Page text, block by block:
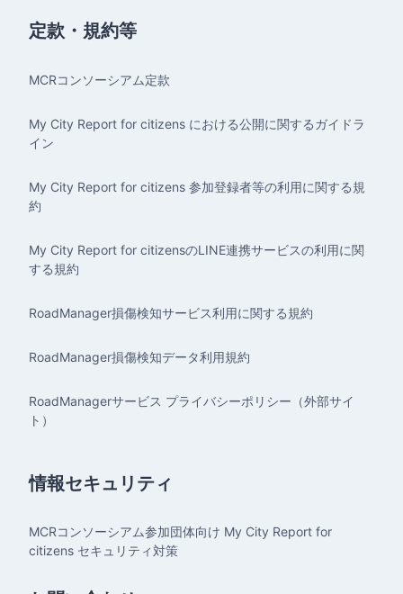
定款・規約等
MCRコンソーシアム定款
My City Report for citizens における公開に関するガイドラ
イン
My City Report for citizens 参加登録者等の利用に関する規
約
My City Report for citizensのLINE連携サービスの利用に関
する規約
RoadManager損傷検知サービス利用に関する規約
RoadManager損傷検知データ利用規約
RoadManagerサービス プライバシーポリシー（外部サイ
ト）
情報セキュリティ
MCRコンソーシアム参加団体向け My City Report for
citizens セキュリティ対策